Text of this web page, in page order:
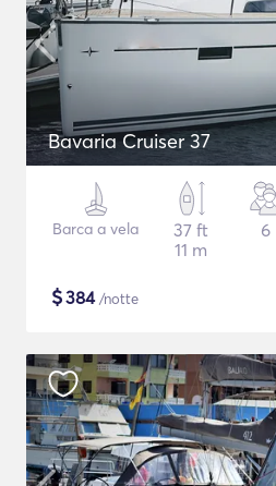
Bavaria Cruiser 37
Barca a vela
37 ft
11 m
6
$384/notte